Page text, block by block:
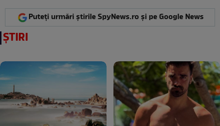
Puteți urmări știrile SpyNews.ro și pe Google News
ȘTIRI